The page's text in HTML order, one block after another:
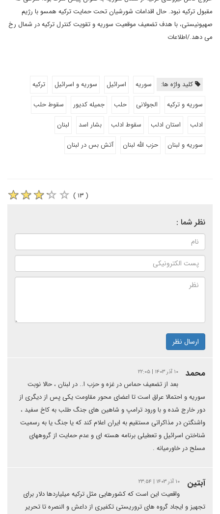
مقبول ترکیه نبود. حال اقدامات شورشیان تحت حمایت ترکیه همسو با رژیم
صهیونیستی، با هدف تضعیف موقعیت سوریه و تقویت کنترل ترکیه در شمال رخ
می دهد./اطلاعات
کلید واژه ها: سوریه اسرائیل سوریه و اسرائیل
ترکیه
سوریه و ترکیه
الجولانی حلب جمیله کدیور
سقوط حلب
ادلب
استان ادلب سقوط ادلب بشار اسد
لبنان
سوریه و لبنان
حزب الله لبنان آتش بس در لبنان
( ۱۳ )
نظر شما :
ارسال نظر
محمد ۱۰ آذر ۱۴۰۳ | ۲۲:۰۵
بعد از تضعیف حماس در غزه و حزب ا.. در لبنان ، حالا نوبت
سوریه و احتمالا عراق است تا اعضای محور مقاومت یکی پس از دیگری از
دور خارج شده و با ورود ترامپ و شاهین های جنگ طلب به کاخ سفید ،
واشنگتن در مذاکراتی مستقیم به ایران اعلام کند که یا جنگ یا به رسمیت
شناختن اسرائیل و تعطیلی برنامه هسته ای و عدم حمایت از گروههای
مسلح در خاورمیانه .
آبتین ۱۰ آذر ۱۴۰۳ | ۲۳:۵۴
واقعیت این است که کشورهایی مثل ترکیه میلیاردها دلار برای
تجهیز و ایجاد گروه های تروریستی تکفیری از داعش و النصره تا تحریر